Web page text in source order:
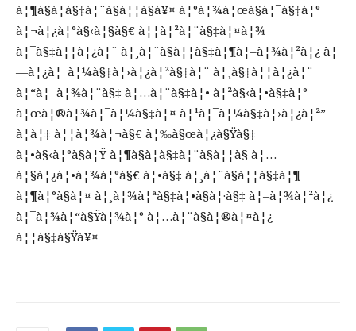
à¦¶à§à¦­à§‡à¦¨à§à¦¦à§à¥¤ à¦°à¦¾à¦œà§à¦¯à§‡à¦°
à¦¬à¦¿à¦°à§‹à¦§à§€ à¦¦à¦²à¦¨à§‡à¦¤à¦¾
à¦¯à§‡à¦¦à¦¿à¦¨ à¦¸à¦¨à§à¦¦à§‡à¦¶à¦–à¦¾à¦²à¦¿ à¦
—à¦¿à¦¯à¦¼à§‡à¦›à¦¿à¦²à§‡à¦¨ à¦¸à§‡à¦¦à¦¿à¦¨
à¦“à¦–à¦¾à¦¨à§‡ à¦…à¦¨à§‡à¦• à¦²à§‹à¦•à§‡à¦°
à¦œà¦®à¦¾à¦¯à¦¼à§‡à¦¤ à¦¹à¦¯à¦¼à§‡à¦›à¦¿à¦²”
à¦à¦‡ à¦¦à¦¾à¦¬à§€ à¦‰à§œà¦¿à§Ÿà§‡
à¦•à§‹à¦°à§à¦Ÿ à¦¶à§à¦­à§‡à¦¨à§à¦¦à§ à¦…
à¦§à¦¿à¦•à¦¾à¦°à§€ à¦•à§‡ à¦¸à¦¨à§à¦¦à§‡à¦¶
à¦¶à¦°à§à¦¤ à¦¸à¦¾à¦ªà§‡à¦•à§à¦·à§‡ à¦–à¦¾à¦²à¦¿
à¦¯à¦¾à¦“à§Ÿà¦¾à¦° à¦…à¦¨à§à¦®à¦¤à¦¿
à¦¦à§‡à§Ÿà¥¤